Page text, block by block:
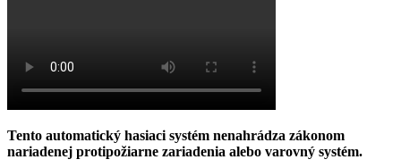
Tento automatický hasiaci systém nenahrádza zákonom
nariadenej protipožiarne zariadenia alebo varovný systém.